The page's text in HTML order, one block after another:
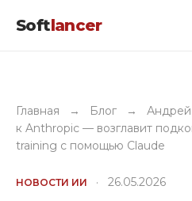
Softlancer
Главная → Блог →
Андрей
к Anthropic — возглавит
training с помощью Claude
НОВОСТИ ИИ · 26.05.2026